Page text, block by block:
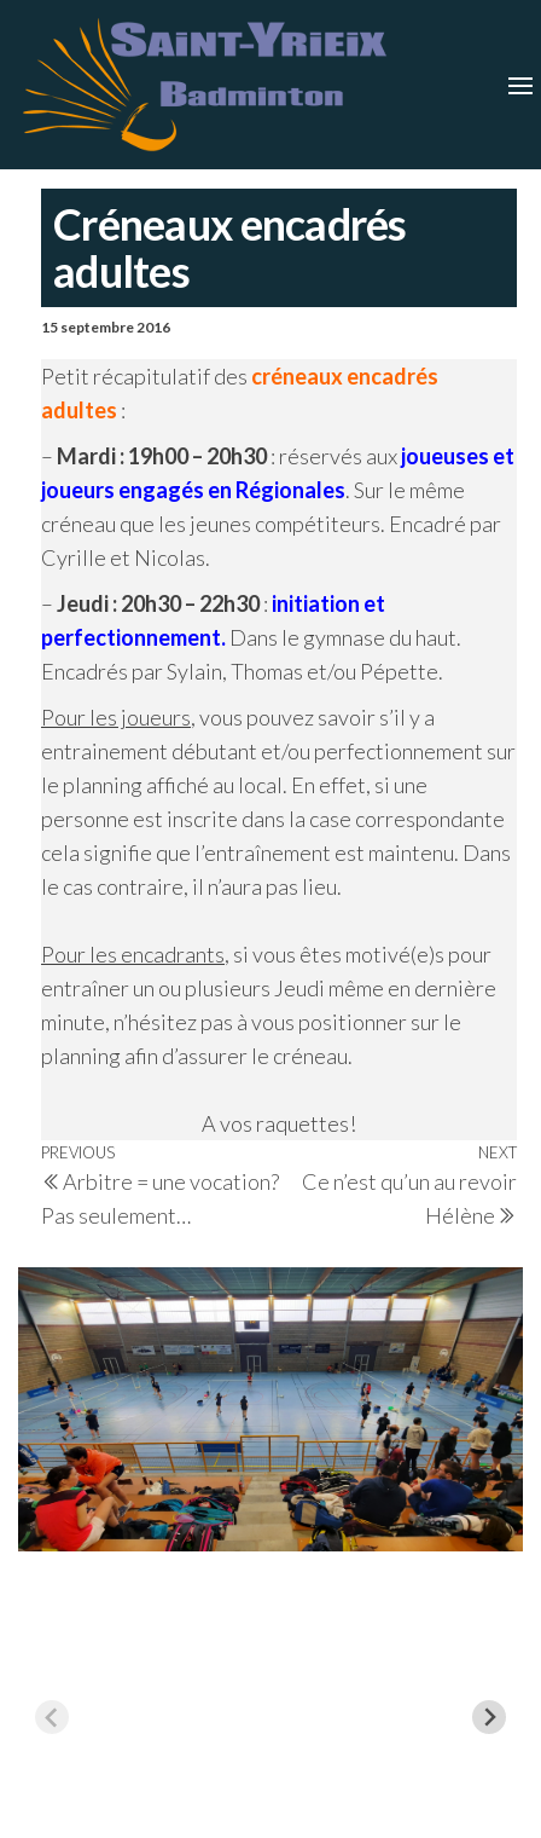
the
content
Créneaux encadrés
adultes
15 septembre 2016
Petit récapitulatif des créneaux encadrés
adultes :
– Mardi : 19h00 – 20h30: réservés auxjoueuses et
joueurs engagés en Régionales. Sur le même
créneau que les jeunes compétiteurs. Encadré par
Cyrille et Nicolas.
–Jeudi : 20h30 – 22h30: initiation et
perfectionnement. Dans le gymnase du haut.
Encadrés par Sylain, Thomas et/ou Pépette.
Pour les joueurs, vous pouvez savoir s’il y a
entrainement débutant et/ou perfectionnement sur
le planning affiché au local. En effet, si une
personne est inscrite dans la case correspondante
cela signifie que l’entraînement est maintenu. Dans
le cas contraire, il n’aura pas lieu.
Pour les encadrants, si vous êtes motivé(e)s pour
entraîner un ou plusieurs Jeudi même en dernière
minute, n’hésitez pas à vous positionner sur le
planning afin d’assurer le créneau.
A vos raquettes!
Navigation
de
l’article
Previous
Post
PREVIOUS
Arbitre = une vocation?
Pas seulement…
NEXT
Ce n’est qu’un au revoir
Hélène